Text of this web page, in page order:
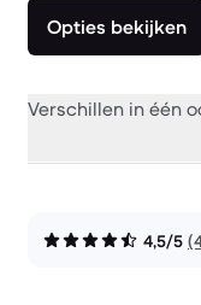
Opties bekijken
Verschillen in één
4,5/5